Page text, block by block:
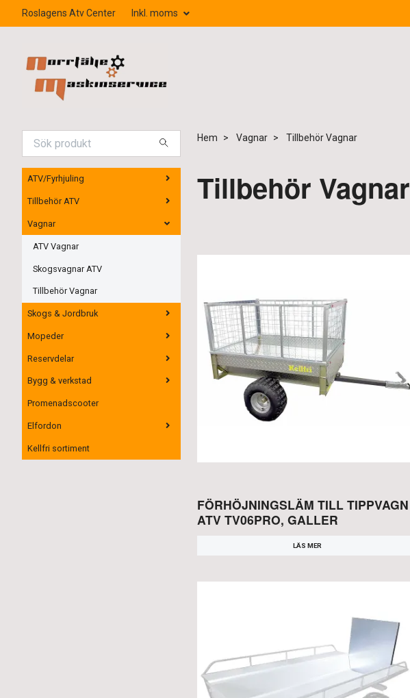
Roslagens Atv Center Inkl. moms
ATV/Fyrhjuling
Tillbehör ATV
Vagnar
ATV Vagnar
Skogsvagnar ATV
Tillbehör Vagnar
Skogs & Jordbruk
Mopeder
Reservdelar
Bygg & verkstad
Promenadscooter
Elfordon
Kellfri sortiment
Hem Vagnar Tillbehör Vagnar
Tillbehör Vagnar
FÖRHÖJNINGSLÄM TILL TIPPVAGN
ATV TV06PRO, GALLER
LÄS MER